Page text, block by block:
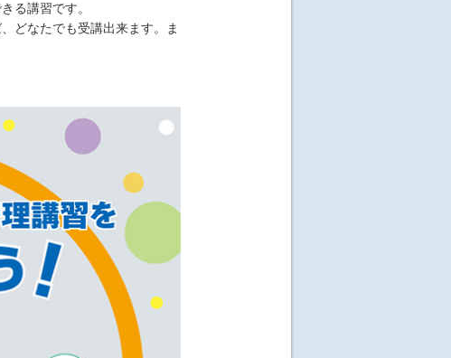
る講習です。
どなたでも受講出来ます。ま